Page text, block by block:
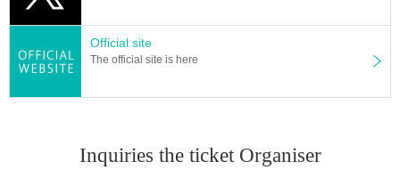
コール、椅子の上に立つなどの行為はご遠慮ください。
公演中のペンライトの色変化・振り方は自由ですが、周囲の安全と快適な
観覧環境にご配慮ください。
会場内で体調が優れなくなった場合は、無理をせず速やかにスタッフまで
会場内外での事故・盗難・紛失・トラブルについて、主催者は一切責任を
設定し、通話はご遠慮ください。
会場内にゴミ箱はありません。ゴミは各自でお持ち帰りください。
Official site
The official site is here
Inquiries the ticket Organiser